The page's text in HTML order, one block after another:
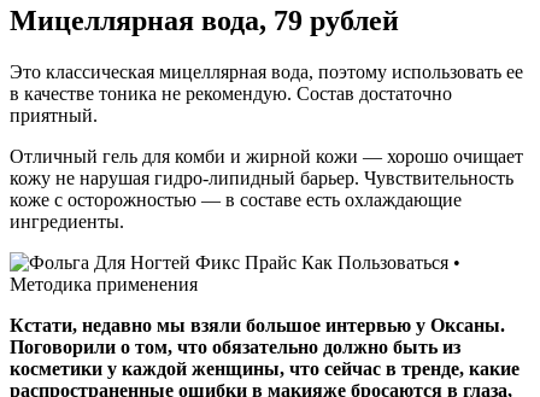
Мицеллярная вода, 79 рублей
Это классическая мицеллярная вода, поэтому использовать ее
в качестве тоника не рекомендую. Состав достаточно
приятный.
Отличный гель для комби и жирной кожи — хорошо очищает
кожу не нарушая гидро-липидный барьер. Чувствительность
коже с осторожностью — в составе есть охлаждающие
ингредиенты.
Кстати, недавно мы взяли большое интервью у Оксаны.
Поговорили о том, что обязательно должно быть из
косметики у каждой женщины, что сейчас в тренде, какие
распространенные ошибки в макияже бросаются в глаза,